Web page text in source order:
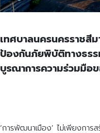
เทศบาลนครนครราชสี
ป้องกันภัยพิบัติทางธร
บูรณาการความร่วมมือ
‘การพัฒนาเมือง’ ไม่เพียงกา